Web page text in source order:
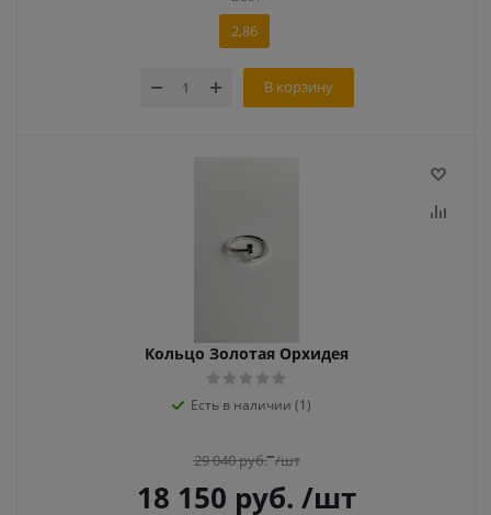
2,86
В корзину
Кольцо Золотая Орхидея
Есть в наличии (1)
29 040руб. /шт
18 150 руб. /шт